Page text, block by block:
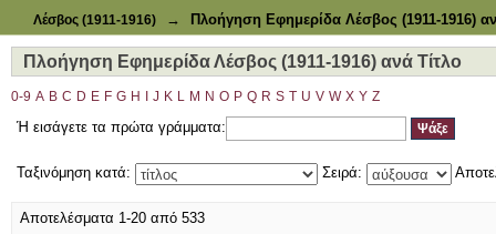
Λέσβος (1911-1916)
→ Πλοήγηση Εφημερίδα Λέσβος (1911-1916)
Πλοήγηση Εφημερίδα Λέσβος (1911-1916) ανά Τίτλο
0-9 A B C D E F G H J K L M N O P Q R S T U V W X Y Z
Ή εισάγετε τα πρώτα γράμματα:
Ταξινόμηση κατά: Σειρά:
Αποτελέσματα 1-20 από 533